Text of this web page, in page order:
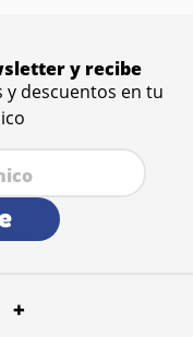
y recibe
descuentos en tu
+